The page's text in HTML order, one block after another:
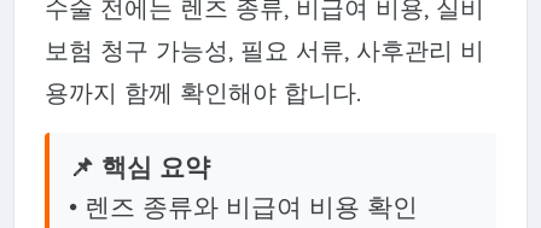
수술 전에는 렌즈 종류, 비급여 비용, 실비
보험 청구 가능성, 필요 서류, 사후관리 비
용까지 함께 확인해야 합니다.
📌 핵심 요약
• 렌즈 종류와 비급여 비용 확인